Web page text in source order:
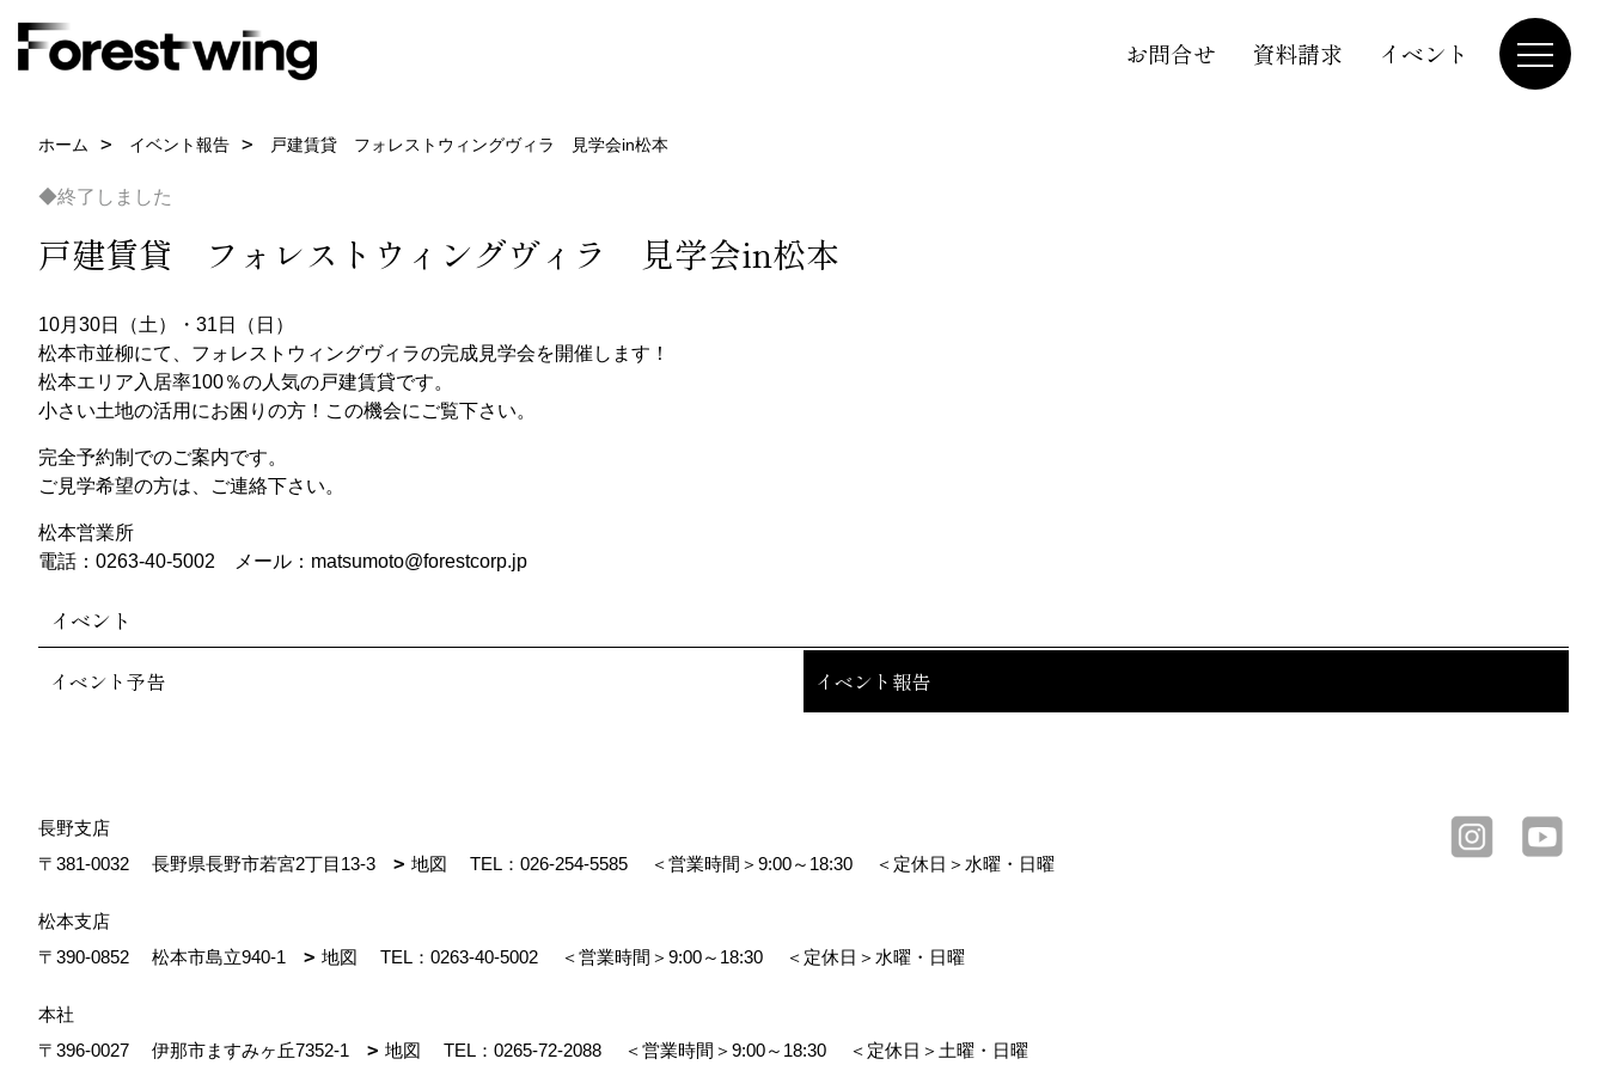
お問合せ 資料請求 イベント
ホーム イベント報告 戸建賃貸 フォレストウィングヴィラ 見学会in松本
◆終了しました
戸建賃貸 フォレストウィングヴィラ 見学会in松本
10月30日（土）・31日（日）
松本市並柳にて、フォレストウィングヴィラの完成見学会を開催します！
松本エリア入居率100％の人気の戸建賃貸です。
小さい土地の活用にお困りの方！この機会にご覧下さい。
完全予約制でのご案内です。
ご見学希望の方は、ご連絡下さい。
松本営業所
電話：0263-40-5002 メール：matsumoto@forestcorp.jp
イベント
イベント予告 イベント報告
長野支店
〒381-0032
長野県長野市若宮2丁目13-3 地図 TEL： 026-254-5585 ＜営業時間＞9:00～18:30 ＜定休日＞水曜・日曜
松本支店
〒390-0852
松本市島立940-1 地図 TEL： 0263-40-5002 ＜営業時間＞9:00～18:30 ＜定休日＞水曜・日曜
本社
〒396-0027
伊那市ますみヶ丘7352-1 地図 TEL： 0265-72-2088 ＜営業時間＞9:00～18:30 ＜定休日＞土曜・日曜